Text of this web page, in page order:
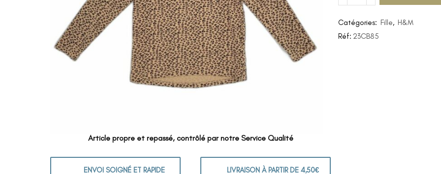
Catégories: Fille, H&M
Réf: 23CB85
Article propre et repassé, contrôlé par notre Service Qualité
ENVOI SOIGNÉ ET RAPIDE LIVRAISON À PARTIR DE 4,50€